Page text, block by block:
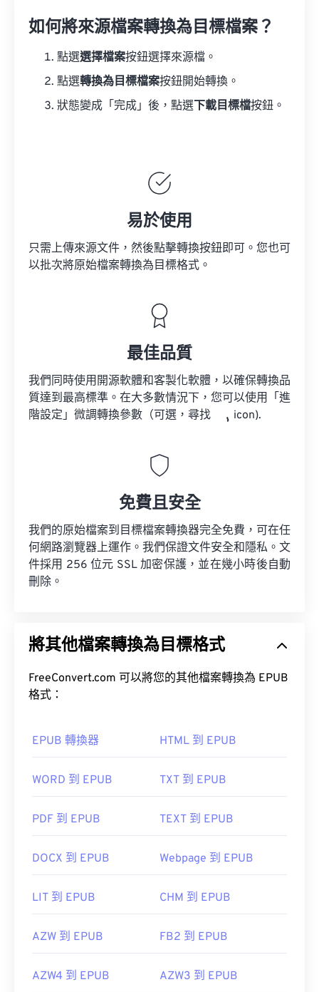
如何將來源檔案轉換為目標檔案？
點選選擇檔案按鈕選擇來源檔。
點選轉換為目標檔案按鈕開始轉換。
狀態變成「完成」後，點選 下載目標檔按鈕。
易於使用
只需上傳來源文件，然後點擊轉換按鈕即可。您也可
以批次將原始檔案轉換為目標格式。
最佳品質
我們同時使用開源軟體和客製化軟體，以確保轉換品
質達到最高標準。在大多數情況下，您可以使用「進
階設定」微調轉換參數（可選，尋找
icon).
免費且安全
我們的原始檔案到目標檔案轉換器完全免費，可在任
何網路瀏覽器上運作。我們保證文件安全和隱私。文
件採用 256 位元 SSL 加密保護，並在幾小時後自動
刪除。
將其他檔案轉換為目標格式
FreeConvert.com 可以將您的其他檔案轉換為 EPUB
格式：
EPUB 轉換器 HTML 到 EPUB
WORD 到 EPUB TXT 到 EPUB
PDF 到 EPUB TEXT 到 EPUB
DOCX 到 EPUB Webpage 到 EPUB
LIT 到 EPUB CHM 到 EPUB
AZW 到 EPUB FB2 到 EPUB
AZW4 到 EPUB AZW3 到 EPUB